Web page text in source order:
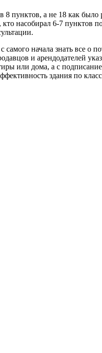
пунктов, а не 18 как было
насобирал 6-7 пунктов
начала знать все о
и арендодателей
или дома, а с
здания по